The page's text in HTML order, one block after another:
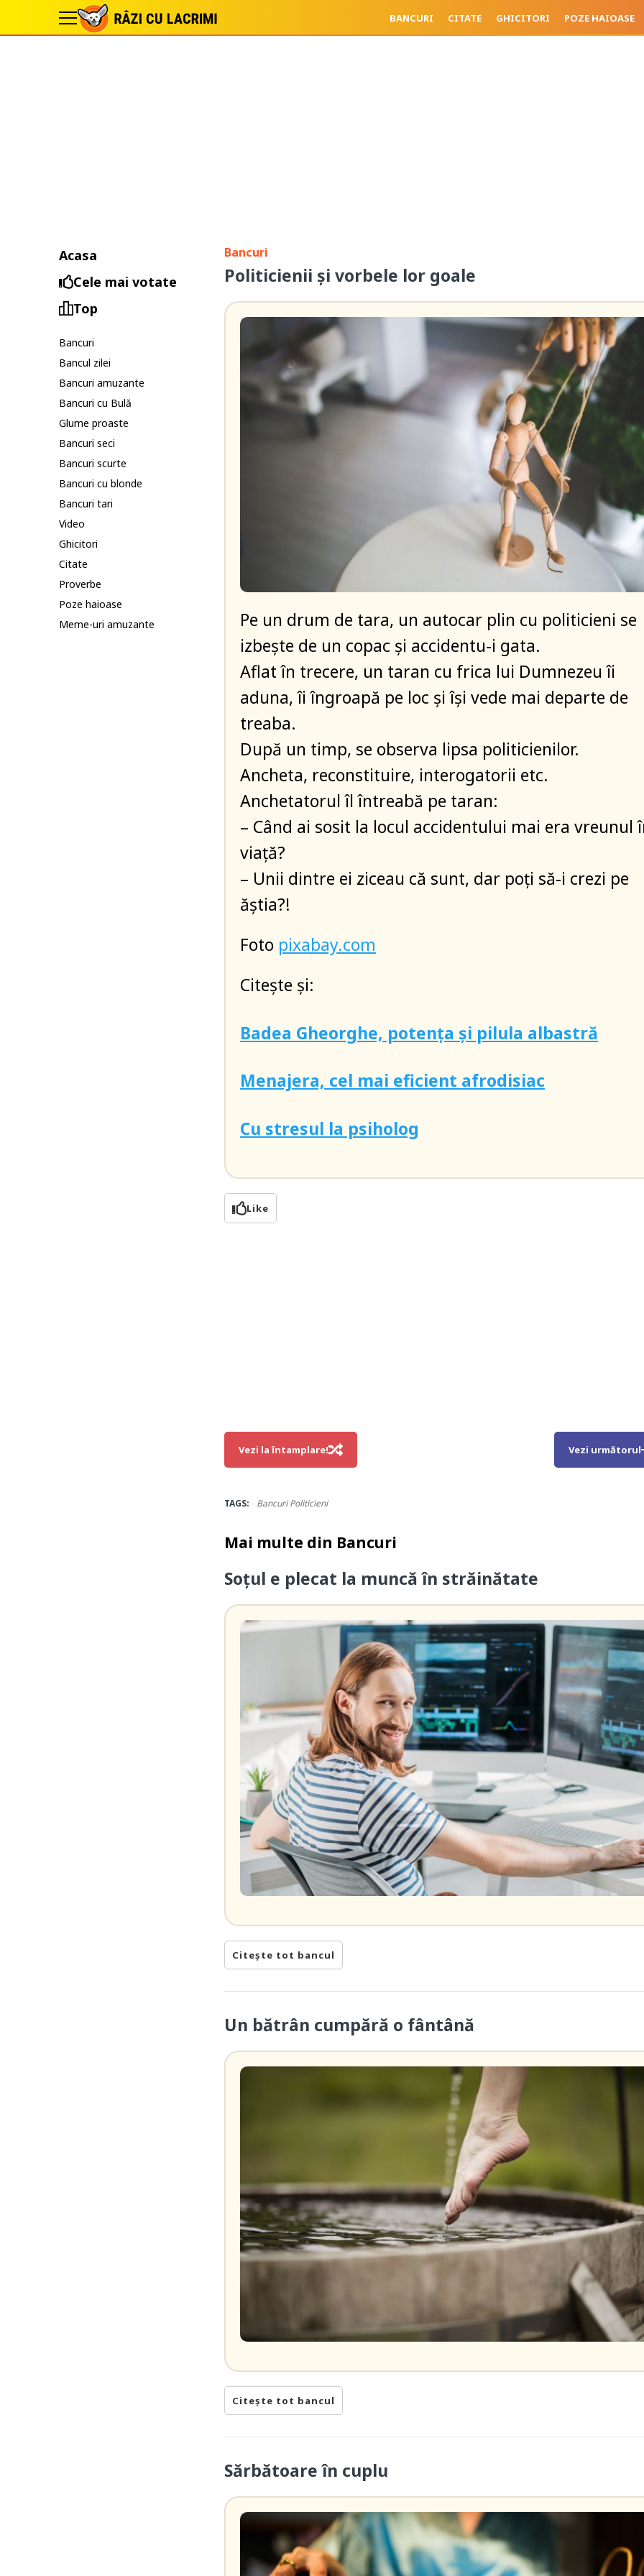
BANCURI CITATE GHICITORI POZE HAIOASE
Acasa
Cele mai votate
Top
Bancuri
Bancul zilei
Bancuri amuzante
Bancuri cu Bulă
Glume proaste
Bancuri seci
Bancuri scurte
Bancuri cu blonde
Bancuri tari
Video
Ghicitori
Citate
Proverbe
Poze haioase
Meme-uri amuzante
Bancuri
Politicienii și vorbele lor goale
Pe un drum de tara, un autocar plin cu politicieni se
izbește de un copac și accidentu-i gata.
Aflat în trecere, un taran cu frica lui Dumnezeu îi
aduna, îi îngroapă pe loc și își vede mai departe de
treaba.
După un timp, se observa lipsa politicienilor.
Ancheta, reconstituire, interogatorii etc.
Anchetatorul îl întreabă pe taran:
– Când ai sosit la locul accidentului mai era vreunul
viață?
– Unii dintre ei ziceau că sunt, dar poți să-i crezi pe
ăștia?!
Foto pixabay.com
Citește și:
Badea Gheorghe, potența și pilula albastră
Menajera, cel mai eficient afrodisiac
Cu stresul la psiholog
Like
Vezi la întamplare! Vezi următorul
TAGS: Bancuri Politicieni
Mai multe din Bancuri
Soțul e plecat la muncă în străinătate
Citește tot bancul
Un bătrân cumpără o fântână
Citește tot bancul
Sărbătoare în cuplu